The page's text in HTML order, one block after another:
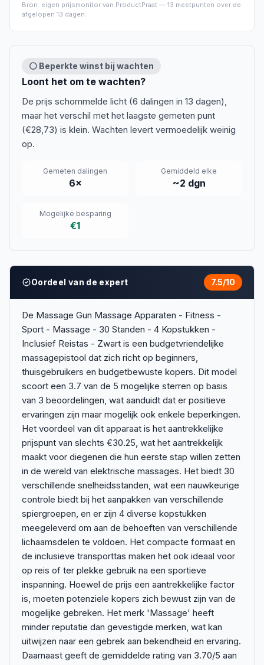
Bron: eigen prijsmonitor van ProductPraat — 13 meetpunten over de
afgelopen 13 dagen.
⚪ Beperkte winst bij wachten
Loont het om te wachten?
De prijs schommelde licht (6 dalingen in 13 dagen),
maar het verschil met het laagste gemeten punt
(€28,73) is klein. Wachten levert vermoedelijk weinig
op.
Gemeten dalingen
6×
Gemiddeld elke
~2 dgn
Mogelijke besparing
€1
Oordeel van de expert 7.5/10
De Massage Gun Massage Apparaten - Fitness -
Sport - Massage - 30 Standen - 4 Kopstukken -
Inclusief Reistas - Zwart is een budgetvriendelijke
massagepistool dat zich richt op beginners,
thuisgebruikers en budgetbewuste kopers. Dit model
scoort een 3.7 van de 5 mogelijke sterren op basis
van 3 beoordelingen, wat aanduidt dat er positieve
ervaringen zijn maar mogelijk ook enkele beperkingen.
Het voordeel van dit apparaat is het aantrekkelijke
prijspunt van slechts €30.25, wat het aantrekkelijk
maakt voor diegenen die hun eerste stap willen zetten
in de wereld van elektrische massages. Het biedt 30
verschillende snelheidsstanden, wat een nauwkeurige
controle biedt bij het aanpakken van verschillende
spiergroepen, en er zijn 4 diverse kopstukken
meegeleverd om aan de behoeften van verschillende
lichaamsdelen te voldoen. Het compacte formaat en
de inclusieve transporttas maken het ook ideaal voor
op reis of ter plekke gebruik na een sportieve
inspanning. Hoewel de prijs een aantrekkelijke factor
is, moeten potenziele kopers zich bewust zijn van de
mogelijke gebreken. Het merk 'Massage' heeft
minder reputatie dan gevestigde merken, wat kan
uitwijzen naar een gebrek aan bekendheid en ervaring.
Daarnaast geeft de gemiddelde rating van 3.70/5 aan